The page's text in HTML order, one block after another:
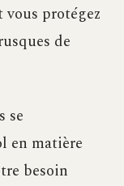
vous protégez
de
se
en matière
besoin